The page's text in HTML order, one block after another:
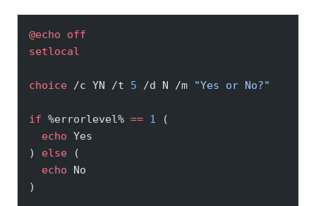
@echo off
setlocal
choice /c YN /t 5 /d N /m "Yes or No?"
if %errorlevel% == 1 (
  echo
Yes
) else (
  echo
No
)